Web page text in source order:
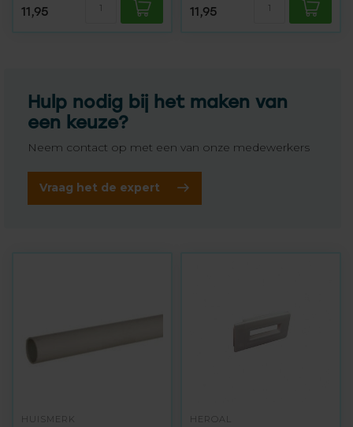
11,95 11,95
Hulp nodig bij het maken van
een keuze?
Neem contact op met een van onze medewerkers
Vraag het de expert
HUISMERK HEROAL